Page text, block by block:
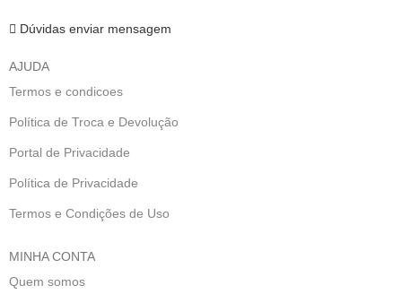
Dúvidas enviar mensagem
AJUDA
Termos e condicoes
Política de Troca e Devolução
Portal de Privacidade
Política de Privacidade
Termos e Condições de Uso
MINHA CONTA
Quem somos